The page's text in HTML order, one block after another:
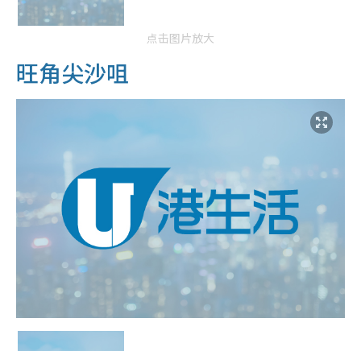
点击图片放大
旺角尖沙咀